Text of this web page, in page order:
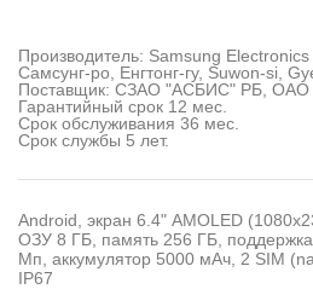
Производитель: Samsung
Самсунг-ро, Енгтонг-гу, Suwon-si,
Поставщик: СЗАО "АСБИС" РБ, OАО
Гарантийный срок 12 мес.
Срок обслуживания 36 мес.
Срок службы 5 лет.
Android, экран 6.4" AMOLED
ОЗУ 8 ГБ, память 256 ГБ,
Мп, аккумулятор 5000 мАч, 2 SIM
IP67